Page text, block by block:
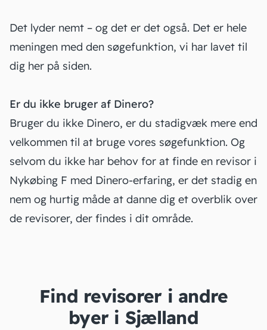
Det lyder nemt – og det er det også. Det er hele
meningen med den søgefunktion, vi har lavet til
dig her på siden.
Er du ikke bruger af Dinero?
Bruger du ikke Dinero, er du stadigvæk mere end
velkommen til at bruge vores søgefunktion. Og
selvom du ikke har behov for at finde en revisor i
Nykøbing F med Dinero-erfaring, er det stadig en
nem og hurtig måde at danne dig et overblik over
de revisorer, der findes i dit område.
Find revisorer i andre
byer i Sjælland